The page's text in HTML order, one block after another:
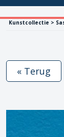
Kunstcollectie >
« Terug